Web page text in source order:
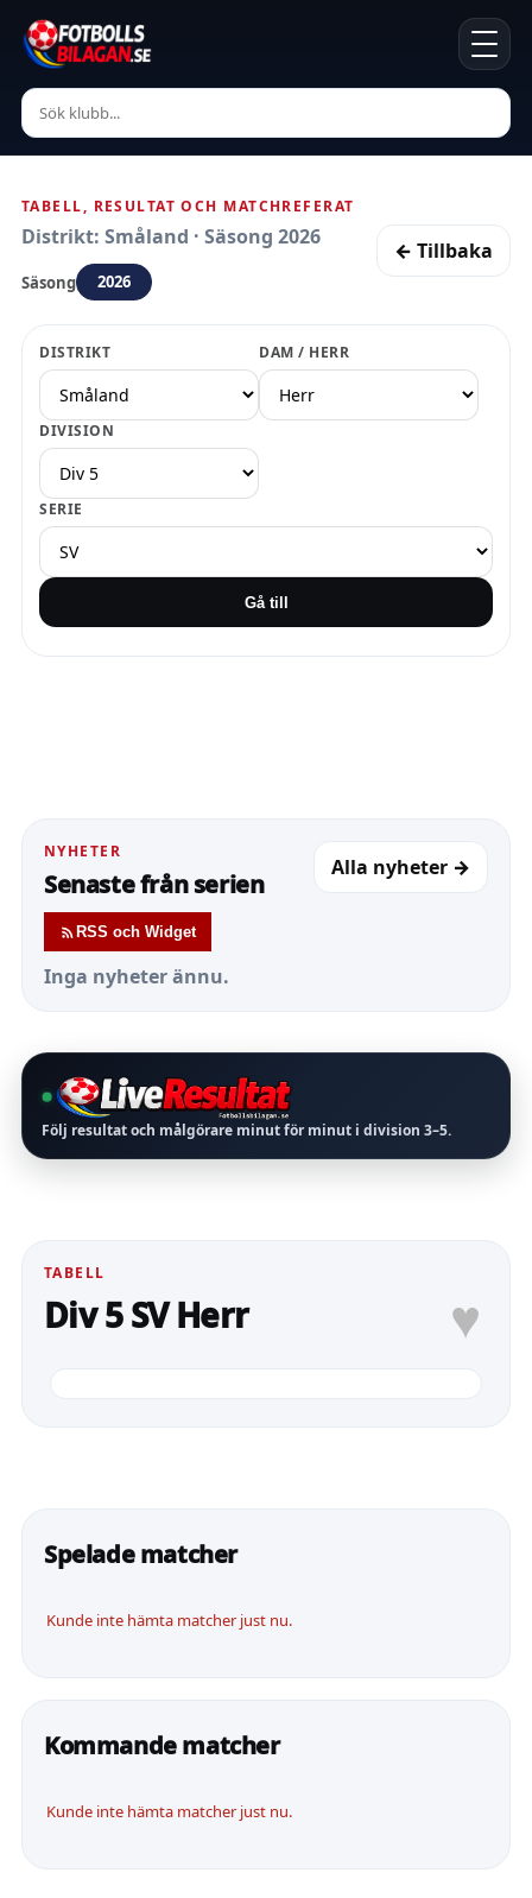
TABELL, RESULTAT OCH MATCHREFERAT
Distrikt: Småland · Säsong 2026
Säsong 2026
← Tillbaka
DISTRIKT DAM / HERR
DIVISION
SERIE
Gå till
NYHETER
Senaste från serien
RSS och Widget
Alla nyheter →
Inga nyheter ännu.
Följ resultat och målgörare minut för minut i division 3–5.
TABELL
Div 5 SV Herr ♥
Spelade matcher
Kunde inte hämta matcher just nu.
Kommande matcher
Kunde inte hämta matcher just nu.